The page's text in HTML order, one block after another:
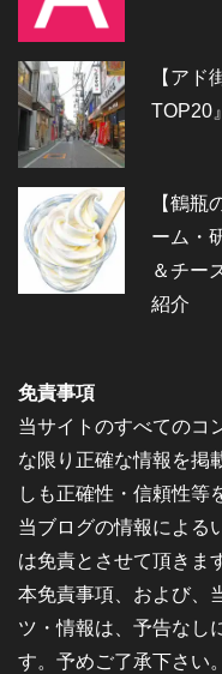
【アド
TOP20
【鶴瓶
ーム・
＆チー
紹介
免責事項
当サイトのすべてのコ
な限り正確な情報を掲
しも正確性・信頼性等
当ブログの情報による
は免責とさせて頂きま
本免責事項、および、
ツ・情報は、予告なし
す。予めご了承下さい。